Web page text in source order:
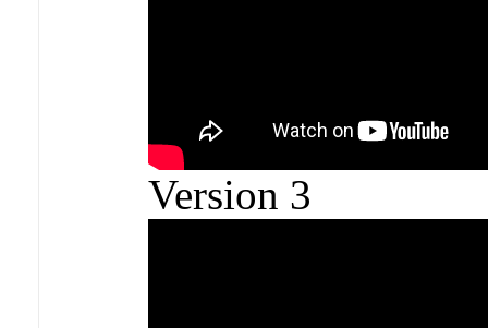
Version 3